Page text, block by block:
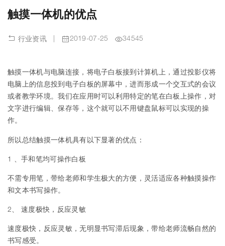
触摸一体机的优点
行业资讯| 2019-07-25 34545
触摸一体机与电脑连接，将电子白板接到计算机上，通过投影仪将
电脑上的信息投到电子白板的屏幕中，进而形成一个交互式的会议
或者教学环境。我们在应用时可以利用特定的笔在白板上操作，对
文字进行编辑、保存等，这个就可以不用键盘鼠标可以实现的操
作。
所以总结触摸一体机具有以下显著的优点：
1 、手和笔均可操作白板
不需专用笔，带给老师和学生极大的方便，灵活适应各种触摸操作
和文本书写操作。
2、 速度极快，反应灵敏
速度极快，反应灵敏，无明显书写滞后现象，带给老师流畅自然的
书写感受。